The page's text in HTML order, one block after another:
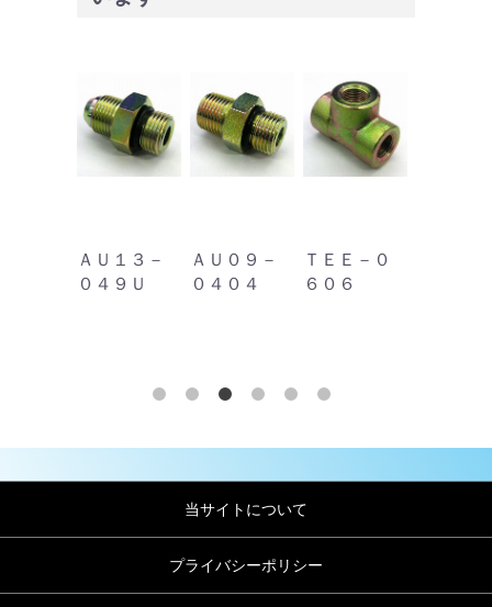
ＡＵ１３－
０４９Ｕ
ＡＵ０９－
０４０４
ＴＥＥ－０
６０６
当サイトについて
プライバシーポリシー